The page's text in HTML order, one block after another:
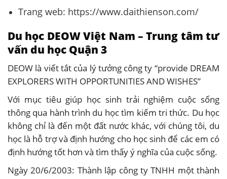
Trang web: https://www.daithienson.com/
Du học DEOW Việt Nam –Trung tâm tư
vấn du học Quận 3
DEOW là viết tắt của lý tưởng công ty “provide DREAM
EXPLORERS WITH OPPORTUNITIES AND WISHES”
Với mục tiêu giúp học sinh trải nghiệm cuộc sống
thông qua hành trình du học tìm kiếm tri thức. Du học
không chỉ là đến một đất nước khác, với chúng tôi, du
học là hỗ trợ và định hướng cho học sinh để các em có
định hướng tốt hơn và tìm thấy ý nghĩa của cuộc sống.
Ngày 20/6/2003: Thành lập công ty TNHH một thành